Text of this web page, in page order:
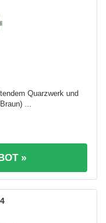
Quarzwerk und
...
»
4